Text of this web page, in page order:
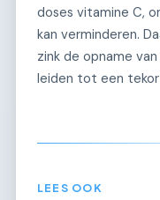
doses vitamine C,
kan verminderen.
zink de opname
leiden tot een
LEES OOK